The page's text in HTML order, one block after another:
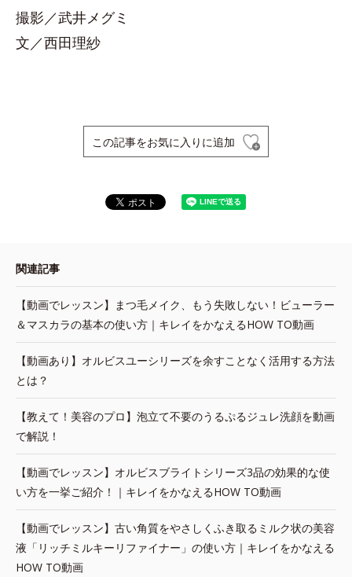
撮影／武井メグミ
文／西田理紗
この記事をお気に入りに追加
関連記事
【動画でレッスン】まつ毛メイク、もう失敗しない！ビューラー
＆マスカラの基本の使い方｜キレイをかなえるHOW TO動画
【動画あり】オルビスユーシリーズを余すことなく活用する方法
とは？
【教えて！美容のプロ】泡立て不要のうるぷるジュレ洗顔を動画
で解説！
【動画でレッスン】オルビスブライトシリーズ3品の効果的な使
い方を一挙ご紹介！｜キレイをかなえるHOW TO動画
【動画でレッスン】古い角質をやさしくふき取るミルク状の美容
液「リッチミルキーリファイナー」の使い方｜キレイをかなえる
HOW TO動画